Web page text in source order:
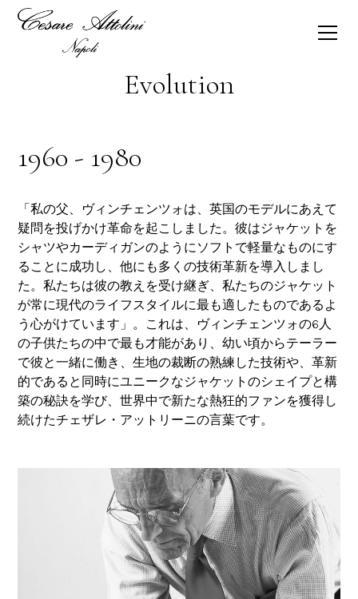
Evolution
1960 - 1980
「私の父、ヴィンチェンツォは、英国のモデルにあえて
疑問を投げかけ革命を起こしました。彼はジャケットを
シャツやカーディガンのようにソフトで軽量なものにす
ることに成功し、他にも多くの技術革新を導入しまし
た。私たちは彼の教えを受け継ぎ、私たちのジャケット
が常に現代のライフスタイルに最も適したものであるよ
う心がけています」。これは、ヴィンチェンツォの6人
の子供たちの中で最も才能があり、幼い頃からテーラー
で彼と一緒に働き、生地の裁断の熟練した技術や、革新
的であると同時にユニークなジャケットのシェイプと構
築の秘訣を学び、世界中で新たな熱狂的ファンを獲得し
続けたチェザレ・アットリーニの言葉です。